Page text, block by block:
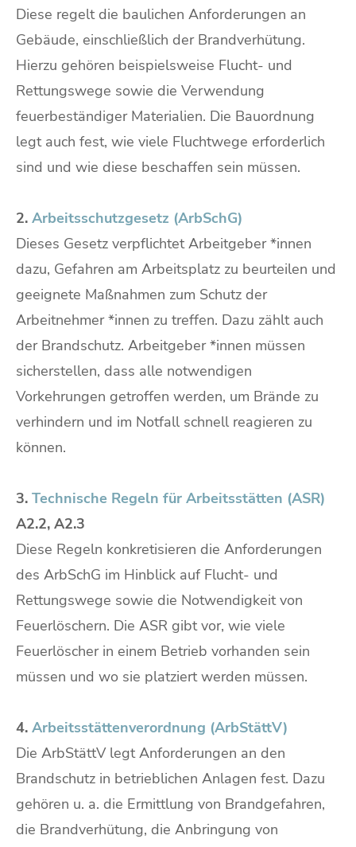
Diese regelt die baulichen Anforderungen an
Gebäude, einschließlich der Brandverhütung.
Hierzu gehören beispielsweise Flucht- und
Rettungswege sowie die Verwendung
feuerbeständiger Materialien. Die Bauordnung
legt auch fest, wie viele Fluchtwege erforderlich
sind und wie diese beschaffen sein müssen.
2. Arbeitsschutzgesetz (ArbSchG)
Dieses Gesetz verpflichtet Arbeitgeber *innen
dazu, Gefahren am Arbeitsplatz zu beurteilen und
geeignete Maßnahmen zum Schutz der
Arbeitnehmer *innen zu treffen. Dazu zählt auch
der Brandschutz. Arbeitgeber *innen müssen
sicherstellen, dass alle notwendigen
Vorkehrungen getroffen werden, um Brände zu
verhindern und im Notfall schnell reagieren zu
können.
3. Technische Regeln für Arbeitsstätten (ASR)
A2.2, A2.3
Diese Regeln konkretisieren die Anforderungen
des ArbSchG im Hinblick auf Flucht- und
Rettungswege sowie die Notwendigkeit von
Feuerlöschern. Die ASR gibt vor, wie viele
Feuerlöscher in einem Betrieb vorhanden sein
müssen und wo sie platziert werden müssen.
4. Arbeitsstättenverordnung (ArbStättV)
Die ArbStättV legt Anforderungen an den
Brandschutz in betrieblichen Anlagen fest. Dazu
gehören u. a. die Ermittlung von Brandgefahren,
die Brandverhütung, die Anbringung von